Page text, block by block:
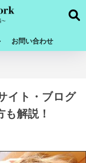
お問い合わせ
イト・ブログ
解説！